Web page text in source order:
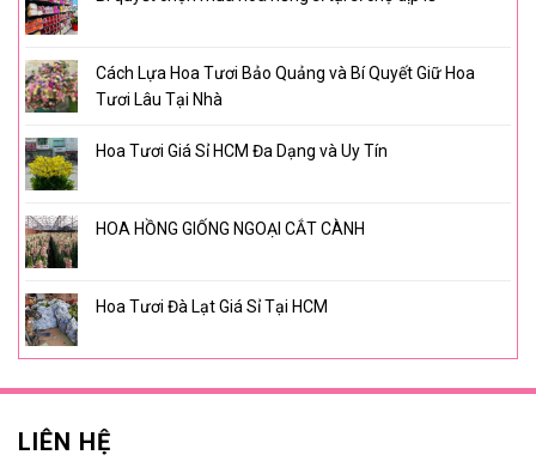
Cách Lựa Hoa Tươi Bảo Quảng và Bí Quyết Giữ Hoa
Tươi Lâu Tại Nhà
Hoa Tươi Giá Sỉ HCM Đa Dạng và Uy Tín
HOA HỒNG GIỐNG NGOẠI CẮT CÀNH
Hoa Tươi Đà Lạt Giá Sỉ Tại HCM
LIÊN HỆ